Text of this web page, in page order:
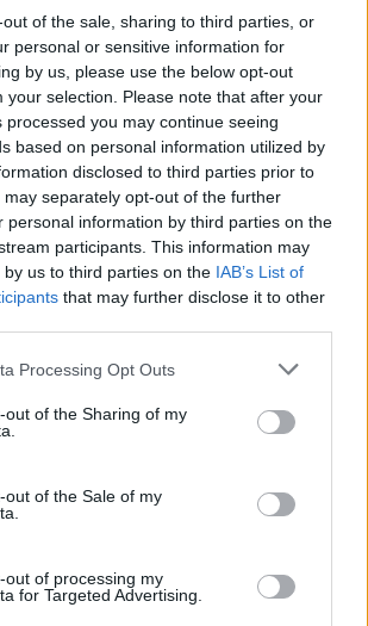
of the sale, sharing to third parties, or
personal or sensitive information for
by us, please use the below opt-out
your selection. Please note that after your
processed you may continue seeing
based on personal information utilized by
disclosed to third parties prior to
separately opt-out of the further
personal information by third parties on the
participants. This information may
us to third parties on the IAB’s List of
that may further disclose it to other
website/app uses one or more Google
visit or usage behaviour. You may click to
to Google and its third-party tags to
below specified purposes in below Google
Processing Opt Outs
out of the Sharing of my
out of the Sale of my
out of processing my
for Targeted Advertising.
ή θα συνεχίσουμε να διαχειριζόμαστε
με παλιές λογικές κατακερματισμού ή
νέο μοντέλο μητροπολιτικής ευθύνης.
έχει
Την πλευρά της δουλειάς, της συνέπειας
αποτελέσματος. Γιατί η
άλλα άλλοθι. Χρειάζεται σχέδιο, ευθύνη
συνεντεύξεις
Pinterest LinkedIn Tumblr
ΆΡΘΡΟ
εξελίξεις:
στο
Σκοπιανού
ΕΠΌΜΕΝΟ ΆΡΘΡΟ
μειώσουμε την καύσιμη ύλη